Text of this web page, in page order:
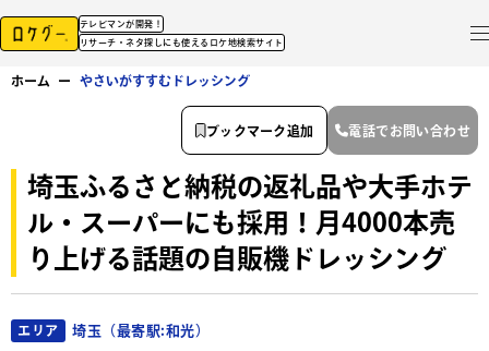
テレビマンが開発！
リサーチ・ネタ探しにも使えるロケ地検索サイト
ホーム ー やさいがすすむドレッシング
埼玉ふるさと納税の返礼品や大手ホテ
ル・スーパーにも採用！月4000本売
り上げる話題の自販機ドレッシング
エリア 埼玉（最寄駅:和光）
ブックマーク追加 電話でお問い合わせ